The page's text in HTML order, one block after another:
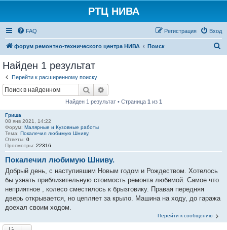
РТЦ НИВА
FAQ Вход
Регистрация
форум ремонтно-технического центра НИВА Поиск
Найден 1 результат
Перейти к расширенному поиску
Поиск
Найден 1 результат • Страница 1 из 1
Гриша
08 янв 2021, 14:22
Форум: Малярные и Кузовные работы
Тема: Покалечил любимую Шниву.
Ответы: 0
Просмотры: 22316
Покалечил любимую Шниву.
Добрый день, с наступившим Новым годом и Рождеством. Хотелось
бы узнать приблизительную стоимость ремонта любимой. Самое что
неприятное , колесо сместилось к брызговику. Правая передняя
дверь открывается, но цепляет за крыло. Машина на ходу, до гаража
доехал своим ходом.
Перейти к сообщению